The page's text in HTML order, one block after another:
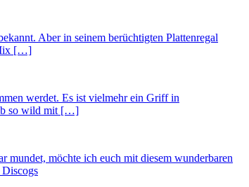
Aber in seinem berüchtigten Plattenregal
[…]
werdet. Es ist vielmehr ein Griff in
so wild mit […]
mundet, möchte ich euch mit diesem wunderbaren